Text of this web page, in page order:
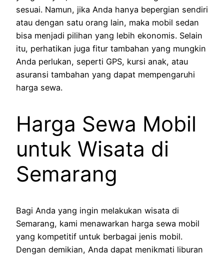
sesuai. Namun, jika Anda hanya bepergian sendiri
atau dengan satu orang lain, maka mobil sedan
bisa menjadi pilihan yang lebih ekonomis. Selain
itu, perhatikan juga fitur tambahan yang mungkin
Anda perlukan, seperti GPS, kursi anak, atau
asuransi tambahan yang dapat mempengaruhi
harga sewa.
Harga Sewa Mobil
untuk Wisata di
Semarang
Bagi Anda yang ingin melakukan wisata di
Semarang, kami menawarkan harga sewa mobil
yang kompetitif untuk berbagai jenis mobil.
Dengan demikian, Anda dapat menikmati liburan